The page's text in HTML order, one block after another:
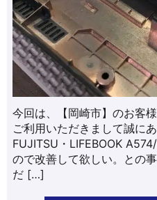
今回は、【岡崎市】のお客
ご利用いただきまして誠に
FUJITSU・LIFEBOOK
ので改善して欲しい。との
だ […]